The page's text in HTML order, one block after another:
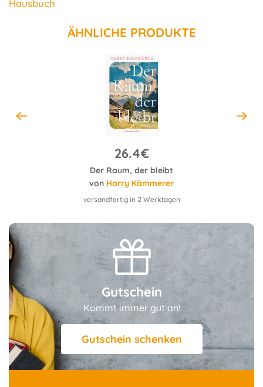
Hausbuch
ÄHNLICHE PRODUKTE
26.4€
Der Raum, der bleibt
von Harry Kämmerer
versandfertig in 2 Werktagen
Gutschein
Kommt immer gut an!
Gutschein schenken